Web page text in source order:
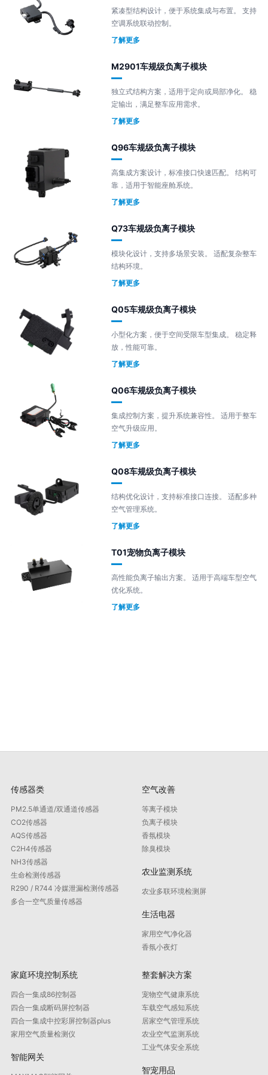
紧凑型结构设计，便于系统集成与布置。 支持
空调系统联动控制。
了解更多
M2901车规级负离子模块
独立式结构方案，适用于定向或局部净化。 稳
定输出，满足整车应用需求。
了解更多
Q96车规级负离子模块
高集成方案设计，标准接口快速匹配。 结构可
靠，适用于智能座舱系统。
了解更多
Q73车规级负离子模块
模块化设计，支持多场景安装。 适配复杂整车
结构环境。
了解更多
Q05车规级负离子模块
小型化方案，便于空间受限车型集成。 稳定释
放，性能可靠。
了解更多
Q06车规级负离子模块
集成控制方案，提升系统兼容性。 适用于整车
空气升级应用。
了解更多
Q08车规级负离子模块
结构优化设计，支持标准接口连接。 适配多种
空气管理系统。
了解更多
T01宠物负离子模块
高性能负离子输出方案。 适用于高端车型空气
优化系统。
了解更多
传感器类
PM2.5单通道/双通道传感器
CO2传感器
AQS传感器
C2H4传感器
NH3传感器
生命检测传感器
R290 / R744 冷媒泄漏检测传感器
多合一空气质量传感器
空气改善
等离子模块
负离子模块
香氛模块
除臭模块
农业监测系统
农业多联环境检测屏
生活电器
家用空气净化器
香氛小夜灯
家庭环境控制系统
四合一集成86控制器
四合一集成断码屏控制器
四合一集成中控彩屏控制器plus
家用空气质量检测仪
智能网关
整套解决方案
宠物空气健康系统
车载空气感知系统
居家空气管理系统
农业空气监测系统
工业气体安全系统
智宠用品